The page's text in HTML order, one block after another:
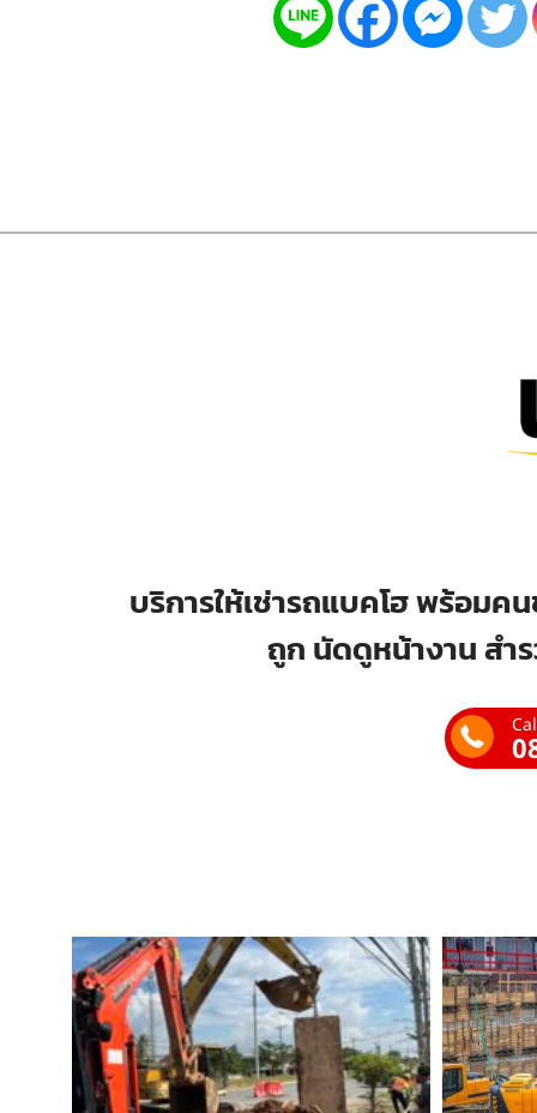
บริการให้เช่ารถแบคโฮ พร้อมค
ถูก นัดดูหน้างาน สำ